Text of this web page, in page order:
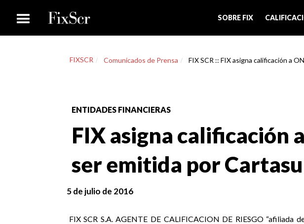
SOBRE FIX
FIXSCR Comunicados de Prensa FIX SCR :: FIX asigna calificación a
ENTIDADES FINANCIERAS
FIX asigna calificación
ser emitida por
5 de julio de 2016
FIX SCR S.A. AGENTE DE CALIFICACION DE RIESGO “afiliada